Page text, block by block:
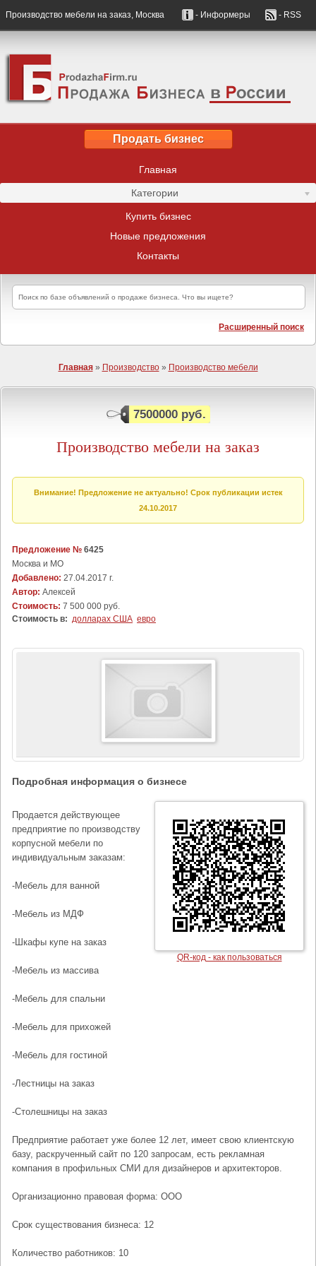
Производство мебели на заказ, Москва - Информеры - RSS
Продать бизнес
Главная
Категории
Купить бизнес
Новые предложения
Контакты
Расширенный поиск
Главная» Производство» Производство мебели
7500000 руб.
Производство мебели на заказ
Внимание! Предложение не актуально! Срок публикации истек
24.10.2017
Предложение № 6425
Москва и МО
Добавлено: 27.04.2017 г.
Автор: Алексей
Стоимость: 7 500 000 руб.
Стоимость в: долларах США евро
Подробная информация о бизнесе
QR-код - как пользоваться
Продается действующее
предприятие по производству
корпусной мебели по
индивидуальным заказам:
-Мебель для ванной
-Мебель из МДФ
-Шкафы купе на заказ
-Мебель из массива
-Мебель для спальни
-Мебель для прихожей
-Мебель для гостиной
-Лестницы на заказ
-Столешницы на заказ
Предприятие работает уже более 12 лет, имеет свою клиентскую
базу, раскрученный сайт по 120 запросам, есть рекламная
компания в профильных СМИ для дизайнеров и архитекторов.
Организационно правовая форма: ООО
Срок существования бизнеса: 12
Количество работников: 10